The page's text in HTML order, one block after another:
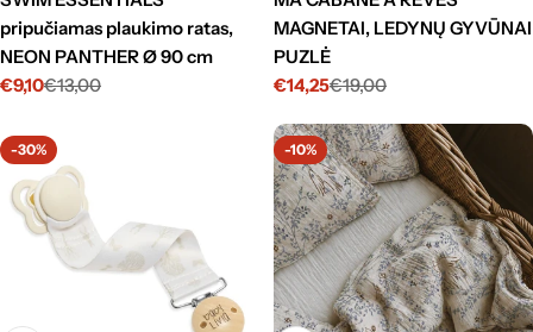
pripučiamas plaukimo ratas,
NEON PANTHER Ø 90 cm
Kaina
nuolaida
€9,10
Standartinė
€13,00
MAGNETAI, LEDYNŲ GYVŪNAI
PUZLĖ
Kaina
nuolaida
€14,25
Standartinė
€19,00
-30% -10%